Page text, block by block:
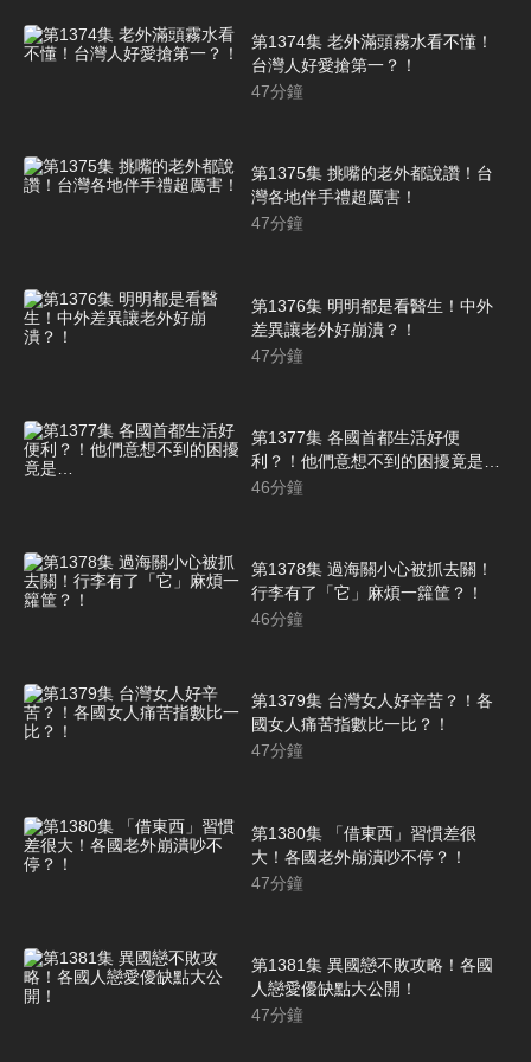
第1374集 老外滿頭霧水看不懂！
台灣人好愛搶第一？！
47分鐘
第1375集 挑嘴的老外都說讚！台
灣各地伴手禮超厲害！
47分鐘
第1376集 明明都是看醫生！中外
差異讓老外好崩潰？！
47分鐘
第1377集 各國首都生活好便
利？！他們意想不到的困擾竟是…
46分鐘
第1378集 過海關小心被抓去關！
行李有了「它」麻煩一籮筐？！
46分鐘
第1379集 台灣女人好辛苦？！各
國女人痛苦指數比一比？！
47分鐘
第1380集 「借東西」習慣差很
大！各國老外崩潰吵不停？！
47分鐘
第1381集 異國戀不敗攻略！各國
人戀愛優缺點大公開！
47分鐘